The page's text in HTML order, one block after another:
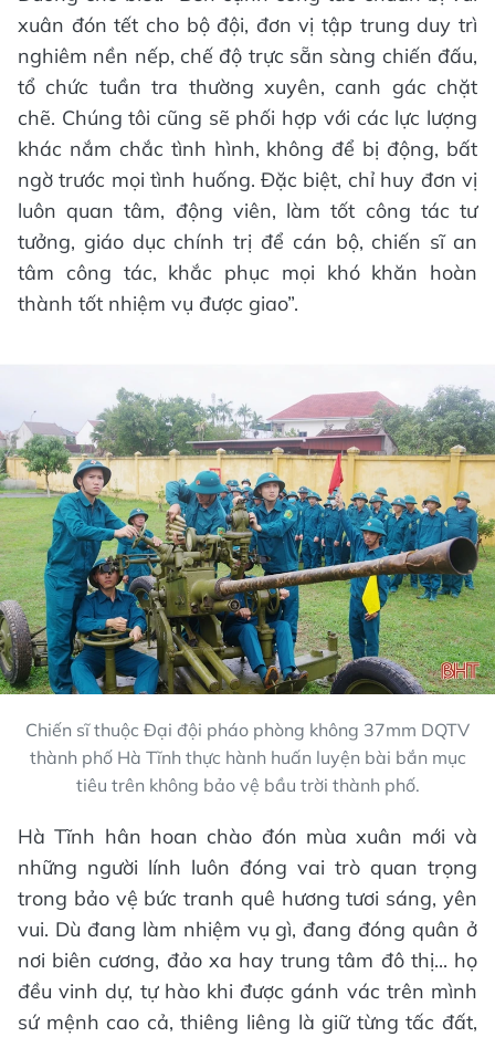
xuân đón tết cho bộ đội, đơn vị tập trung duy trì
nghiêm nền nếp, chế độ trực sẵn sàng chiến đấu,
tổ chức tuần tra thường xuyên, canh gác chặt
chẽ. Chúng tôi cũng sẽ phối hợp với các lực lượng
khác nắm chắc tình hình, không để bị động, bất
ngờ trước mọi tình huống. Đặc biệt, chỉ huy đơn vị
luôn quan tâm, động viên, làm tốt công tác tư
tưởng, giáo dục chính trị để cán bộ, chiến sĩ an
tâm công tác, khắc phục mọi khó khăn hoàn
thành tốt nhiệm vụ được giao”.
Chiến sĩ thuộc Đại đội pháo phòng không 37mm DQTV
thành phố Hà Tĩnh thực hành huấn luyện bài bắn mục
tiêu trên không bảo vệ bầu trời thành phố.
Hà Tĩnh hân hoan chào đón mùa xuân mới và
những người lính luôn đóng vai trò quan trọng
trong bảo vệ bức tranh quê hương tươi sáng, yên
vui. Dù đang làm nhiệm vụ gì, đang đóng quân ở
nơi biên cương, đảo xa hay trung tâm đô thị... họ
đều vinh dự, tự hào khi được gánh vác trên mình
sứ mệnh cao cả, thiêng liêng là giữ từng tấc đất,